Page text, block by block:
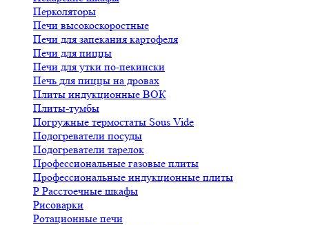
Перколяторы
Печи высокоскоростные
Печи для запекания картофеля
Печи для пиццы
Печи для утки по-пекински
Печь для пиццы на дровах
Плиты индукционные ВОК
Плиты-тумбы
Погружные термостаты Sous Vide
Подогреватели посуды
Подогреватели тарелок
Профессиональные газовые плиты
Профессиональные индукционные плиты
Р Расстоечные шкафы
Рисоварки
Ротационные печи